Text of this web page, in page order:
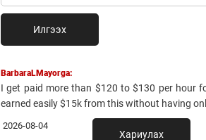
Илгээх
BarbaraLMayorga:
I get paid more than $120 to $130 per hour
earned easily $15k from this without having
2026-08-04
Хариулах